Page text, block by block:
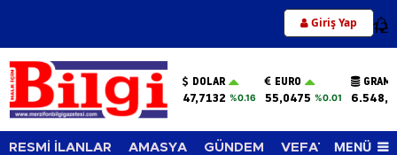
Giriş Yap 12
DOLAR
47,7132 %0.16
EURO
55,0475 %0.01
GRAM
RESMİ İLANLAR AMASYA GÜNDEM VEFAT EDENLER
MENÜ